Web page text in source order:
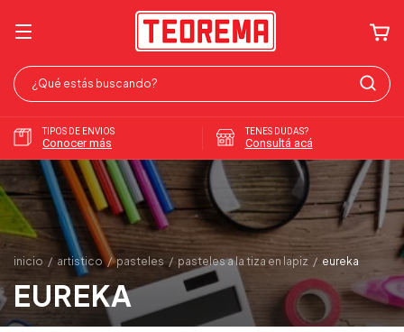
TIPOS DE ENVIOS
Conocer más
TENES DUDAS?
Consultá acá
inicio / artistico / pasteles / pasteles a la tiza en lapiz / eureka
EUREKA